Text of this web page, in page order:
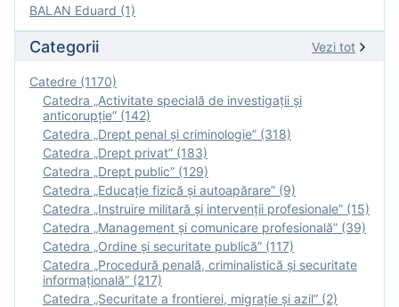
BALAN Eduard (1)
Categorii Vezi tot
Catedre (1170)
Catedra „Activitate specială de investigaţii şi
anticorupție” (142)
Catedra „Drept penal și criminologie” (318)
Catedra „Drept privat” (183)
Catedra „Drept public” (129)
Catedra „Educație fizică şi autoapărare” (9)
Catedra „Instruire militară şi intervenţii profesionale” (15)
Catedra „Management și comunicare profesională” (39)
Catedra „Ordine și securitate publică” (117)
Catedra „Procedură penală, criminalistică și securitate
informațională” (217)
Catedra „Securitate a frontierei, migrație și azil” (2)